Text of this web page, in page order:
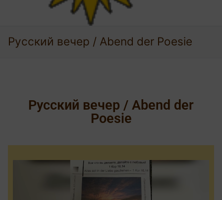
Русский вечер / Abend der Poesie
Русский вечер / Abend der
Poesie